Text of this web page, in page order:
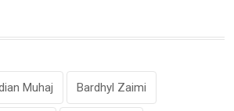
Muhaj Bardhyl Zaimi